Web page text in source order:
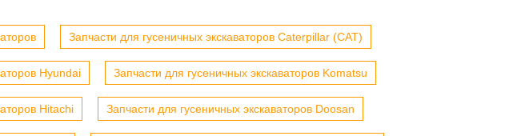
Запчасти для гусеничных экскаваторов Caterpillar (CAT)
Hyundai Запчасти для гусеничных экскаваторов Komatsu
Hitachi Запчасти для гусеничных экскаваторов Doosan